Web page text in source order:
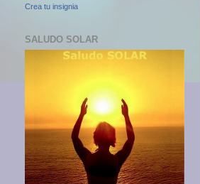
Crea tu insignia
SALUDO SOLAR